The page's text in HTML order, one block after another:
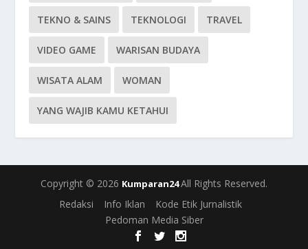
TEKNO & SAINS TEKNOLOGI TRAVEL
VIDEO GAME WARISAN BUDAYA
WISATA ALAM WOMAN
YANG WAJIB KAMU KETAHUI
Copyright © 2026 Kumparan24All Rights Reserved.
Redaksi
Info Iklan
Kode Etik Jurnalistik
Pedoman Media Siber